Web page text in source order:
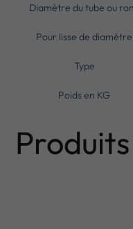
Diamètre du tube ou
Pour lisse de diamètre
Type
Poids en KG